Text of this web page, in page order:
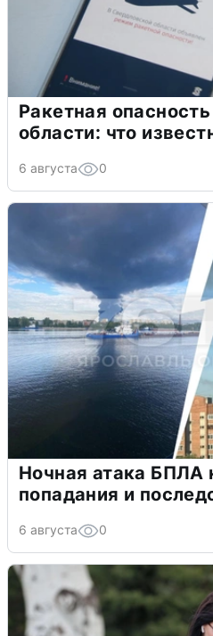
Ракетная
области: что
6 августа 0
Ночная атака БПЛА
попадания и
6 августа 0